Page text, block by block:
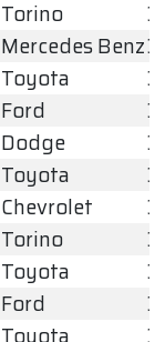
Torino
Mercedes Benz
Toyota
Ford
Dodge
Toyota
Chevrolet
Torino
Toyota
Ford